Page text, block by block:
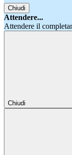
Chiudi
Attendere...
Attendere il
Chiudi